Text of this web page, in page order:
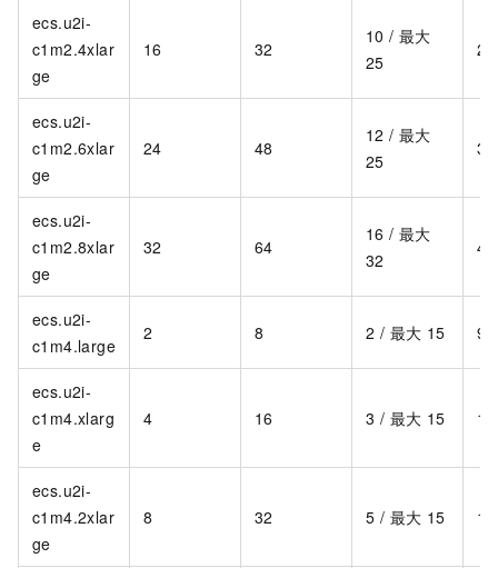
ecs.u2i-
c1m2.4xlar
ge
16 32
10 / 最大
25
ecs.u2i-
c1m2.6xlar
ge
24 48
12 / 最大
25
ecs.u2i-
c1m2.8xlar
ge
32 64
16 / 最大
32
ecs.u2i-
c1m4.large
2 8 2 / 最大 15
ecs.u2i-
c1m4.xlarg
e
4 16 3 / 最大 15
ecs.u2i-
c1m4.2xlar
ge
8 32 5 / 最大 15